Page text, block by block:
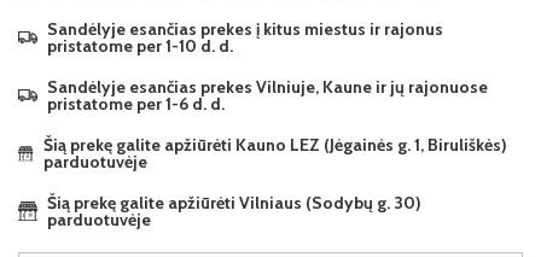
Sandėlyje esančias prekes į kitus miestus ir rajonus
pristatome per 1-10 d. d.
Sandėlyje esančias prekes Vilniuje, Kaune ir jų rajonuose
pristatome per 1-6 d. d.
Šią prekę galite apžiūrėti Kauno LEZ (Jėgainės g. 1, Biruliškės)
parduotuvėje
Šią prekę galite apžiūrėti Vilniaus (Sodybų g. 30)
parduotuvėje